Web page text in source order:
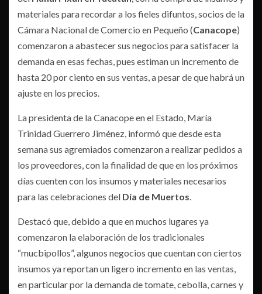
materiales para recordar a los fieles difuntos, socios de la
Cámara Nacional de Comercio en Pequeño (Canacope)
comenzaron a abastecer sus negocios para satisfacer la
demanda en esas fechas, pues estiman un incremento de
hasta 20 por ciento en sus ventas, a pesar de que habrá un
ajuste en los precios.
La presidenta de la Canacope en el Estado, María
Trinidad Guerrero Jiménez, informó que desde esta
semana sus agremiados comenzaron a realizar pedidos a
los proveedores, con la finalidad de que en los próximos
días cuenten con los insumos y materiales necesarios
para las celebraciones del Día de Muertos.
Destacó que, debido a que en muchos lugares ya
comenzaron la elaboración de los tradicionales
“mucbipollos”, algunos negocios que cuentan con ciertos
insumos ya reportan un ligero incremento en las ventas,
en particular por la demanda de tomate, cebolla, carnes y